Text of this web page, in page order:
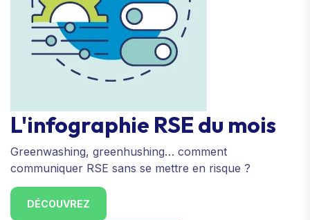
L'infographie RSE du mois
Greenwashing, greenhushing… comment
communiquer RSE sans se mettre en risque ?
DÉCOUVREZ